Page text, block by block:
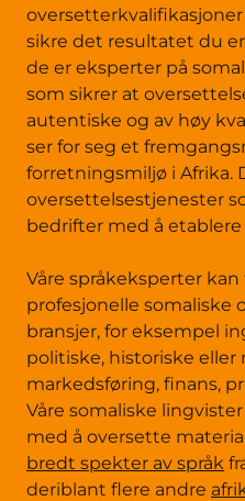
sikre det resultatet du
de er eksperter på
som sikrer at
autentiske og av høy
ser for seg et
forretningsmiljø i Afrika.
oversettelsestjenester
bedrifter med å
Våre språkeksperter
profesjonelle somaliske
bransjer, for eksempel
politiske, historiske eller
markedsføring, finans,
Våre somaliske
med å oversette
bredt spekter av språk
deriblant flere andre